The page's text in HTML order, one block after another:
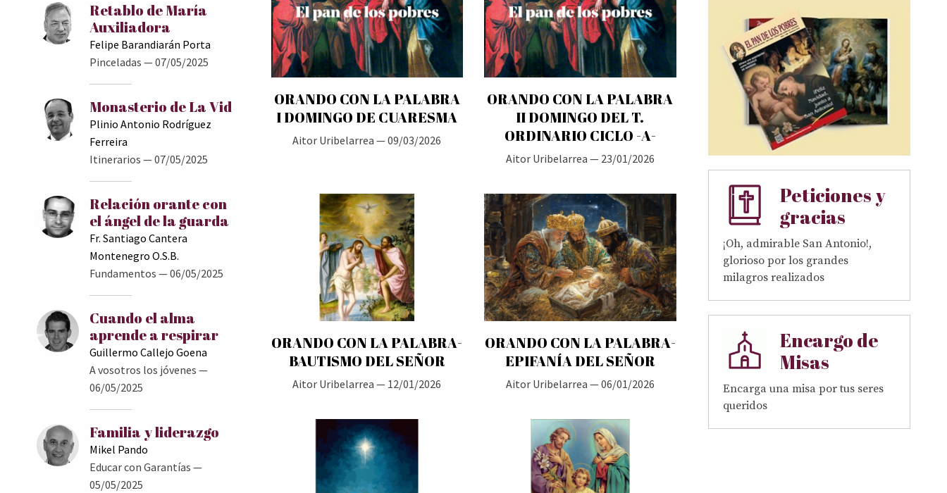
ORANDO CON LA PALABRA
I DOMINGO DE CUARESMA
Aitor Uribelarrea —09/03/2026
ORANDO CON LA PALABRA
II DOMINGO DEL T.
ORDINARIO CICLO -A-
Aitor Uribelarrea — 23/01/2026
ORANDO CON LA PALABRA-
BAUTISMO DEL SEÑOR
Aitor Uribelarrea — 12/01/2026
ORANDO CON LA PALABRA-
EPIFANÍA DEL SEÑOR
Aitor Uribelarrea —06/01/2026
Retablo de María
Auxiliadora
Felipe Barandiarán Porta
Pinceladas — 07/05/2025
Monasterio de La Vid
Plinio Antonio Rodríguez
Ferreira
Itinerarios — 07/05/2025
Relación orante con
el ángel de la guarda
Fr. Santiago Cantera
Montenegro O.S.B.
Fundamentos — 06/05/2025
Cuando el alma
aprende a respirar
Guillermo Callejo Goena
A vosotros los jóvenes —
06/05/2025
Familia y liderazgo
Mikel Pando
Educar con Garantías —
05/05/2025
Peticiones y
gracias
¡Oh, admirable San Antonio!,
glorioso por los grandes
milagros realizados
Encargo de
Misas
Encarga una misa por tus seres
queridos